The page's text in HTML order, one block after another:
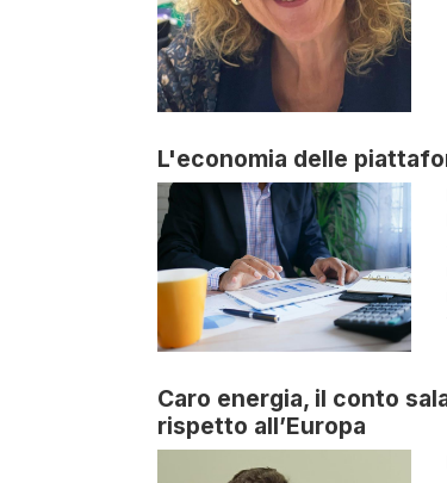
L'economia delle
Caro energia, il conto
rispetto all’Europa